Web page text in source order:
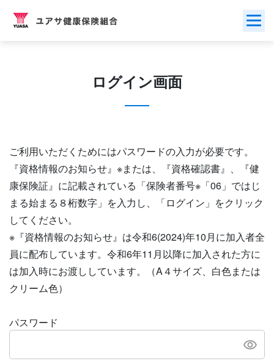
ログイン画面
ご利用いただくためにはパスワードの入力が必要です。
『資格情報のお知らせ』※または、『資格確認書』、『健
康保険証』に記載されている「保険者番号※「06」ではじ
まる始まる８桁数字」を入力し、「ログイン」をクリック
してください。
※『資格情報のお知らせ』は令和6(2024)年10月に加入者全
員に配布しています。令和6年11月以降に加入された方に
は加入時にお渡ししています。（A４サイズ、白色または
クリーム色）
パスワード